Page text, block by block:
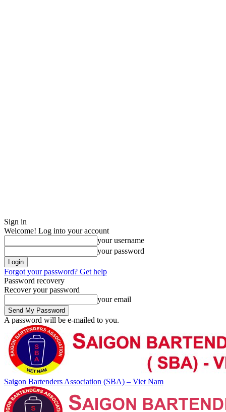
Sign in
Welcome! Log into your account
your username
your password
Forgot your password? Get help
Password recovery
Recover your password
your email
A password will be e-mailed to you.
Saigon Bartenders Association (SBA) – Viet Nam